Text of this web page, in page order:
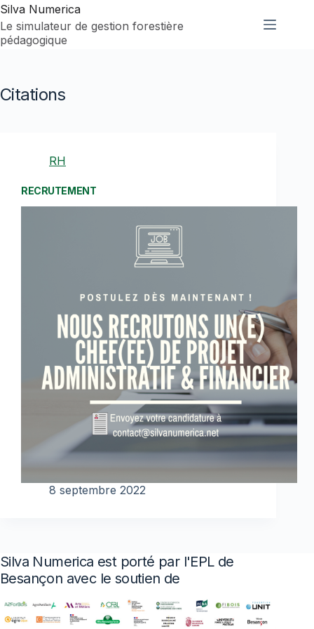
Passer
au
contenu
Silva Numerica
Le simulateur de gestion forestière
pédagogique
Citations
RH
RECRUTEMENT
8 septembre 2022
Silva Numerica est porté par l'EPL de
Besançon avec le soutien de